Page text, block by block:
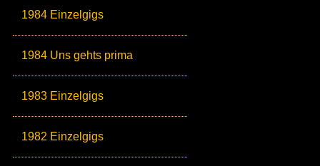
1984 Einzelgigs
1984 Uns gehts prima
1983 Einzelgigs
1982 Einzelgigs